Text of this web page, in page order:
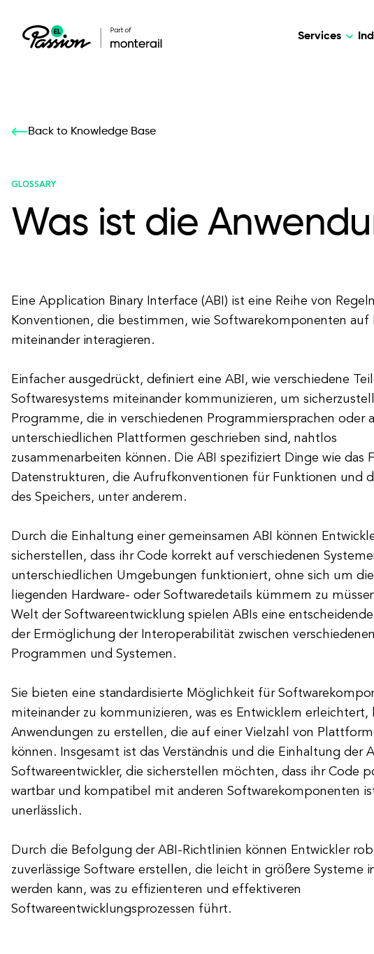
Services
Our services: build,
All services
Our services: build,
Back to Knowledge Base
GLOSSARY
Was ist die
Eine Application Binary Interface (ABI) ist eine Reihe von
Konventionen, die bestimmen, wie Softwarekomponenten auf
miteinander interagieren.
Einfacher ausgedrückt, definiert eine ABI, wie verschiedene
Softwaresystems miteinander kommunizieren, um
Programme, die in verschiedenen Programmiersprachen oder
unterschiedlichen Plattformen geschrieben sind, nahtlos
zusammenarbeiten können. Die ABI spezifiziert Dinge wie das
Datenstrukturen, die Aufrufkonventionen für Funktionen und
des Speichers, unter anderem.
Durch die Einhaltung einer gemeinsamen ABI können
sicherstellen, dass ihr Code korrekt auf verschiedenen
unterschiedlichen Umgebungen funktioniert, ohne sich um
liegenden Hardware- oder Softwaredetails kümmern zu
Welt der Softwareentwicklung spielen ABIs eine
der Ermöglichung der Interoperabilität zwischen verschiedenen
Programmen und Systemen.
Sie bieten eine standardisierte Möglichkeit für
miteinander zu kommunizieren, was es Entwicklern erleichtert,
Anwendungen zu erstellen, die auf einer Vielzahl von
können. Insgesamt ist das Verständnis und die Einhaltung der
Softwareentwickler, die sicherstellen möchten, dass ihr Code
wartbar und kompatibel mit anderen Softwarekomponenten
unerlässlich.
Durch die Befolgung der ABI-Richtlinien können Entwickler
zuverlässige Software erstellen, die leicht in größere Systeme
werden kann, was zu effizienteren und effektiveren
Softwareentwicklungsprozessen führt.